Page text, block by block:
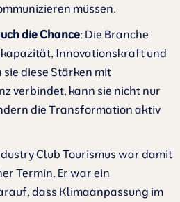
müssen.
die Chance: Die Branche
Innovationskraft und
diese Stärken mit
verbindet, kann sie nicht nur
die Transformation aktiv
Club Tourismus war damit
Termin. Er war ein
dass Klimaanpassung im